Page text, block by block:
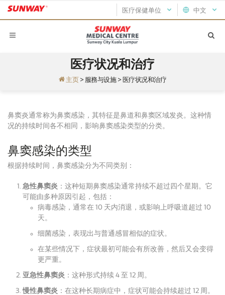
中文
医疗保健单位
医疗状况和治疗
主页 > 服務与设施 > 医疗状况和治疗
鼻窦炎通常称为鼻窦感染，其特征是鼻道和鼻窦区域发炎。这种情
况的持续时间各不相同，影响鼻窦感染类型的分类。
鼻窦感染的类型
根据持续时间，鼻窦感染分为不同类别：
急性鼻窦炎 ：这种短期鼻窦感染通常持续不超过四个星期。它
可能由多种原因引起，包括：
病毒感染，通常在 10 天内消退，或影响上呼吸道超过 10
天。
细菌感染，表现出与普通感冒相似的症状。
在某些情况下，症状最初可能会有所改善，然后又会变得
更严重。
亚急性鼻窦炎 ：这种形式持续 4 至 12 周。
慢性鼻窦炎 ：在这种长期病症中，症状可能会持续超过 12 周。